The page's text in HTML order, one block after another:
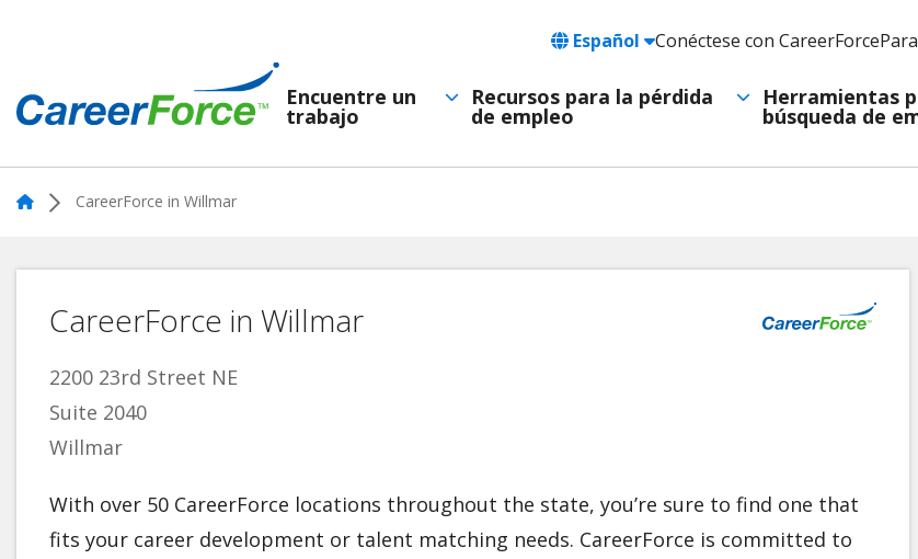
main
content
Language
Español
Header
Utility
Navigation
Conéctese con CareerForce
Navegación
principal
Encuentre un
trabajo
Recursos para la pérdida
de empleo
Herramientas
búsqueda de
Home CareerForce in Willmar
CareerForce in Willmar
2200 23rd Street NE
Suite 2040
Willmar
With over 50 CareerForce locations throughout the state, you’re sure to find one that
fits your career development or talent matching needs. CareerForce is committed to